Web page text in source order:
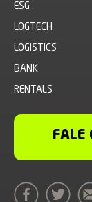
ESG
LOGTECH
LOGISTICS
BANK
RENTALS
FALE